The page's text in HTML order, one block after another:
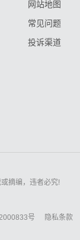
网站地图
常见问题
投诉渠道
摘编，违者必究!
号 隐私条款